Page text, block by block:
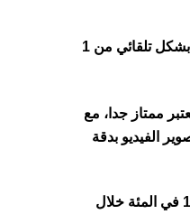
، التي تعمل على تغيير معدل تحديث الشاشة بشكل تلقائي من 1
في التصوير يعتبر ممتاز جدا، مع
الفيديو بدقة
الهاتف يدعم الشحن السريع للبطارية بقوة 120 واط، سرعة الشحن هذه تمكن من شحن الجهاز بنسبة 100 في المئة خلال